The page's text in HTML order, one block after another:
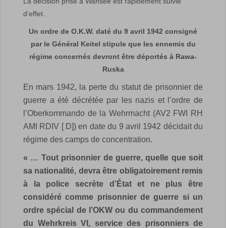
d’effet.
Un ordre de O.K.W. daté du 9 avril 1942 consigné
par le Général Keitel stipule que les ennemis du
régime concernés devront être déportés à Rawa-
Ruska
En mars 1942, la perte du statut de prisonnier de
guerre a été décrétée par les nazis et l’ordre de
l’Oberkommando de la Wehrmacht (AV2 FWI RH
AMI RDIV [ D]) en date du 9 avril 1942 décidait du
régime des camps de concentration.
« … Tout prisonnier de guerre, quelle que soit
sa nationalité, devra être obligatoirement remis
à la police secrète d’État et ne plus être
considéré comme prisonnier de guerre si un
ordre spécial de l’OKW ou du commandement
du Wehrkreis VI, service des prisonniers de